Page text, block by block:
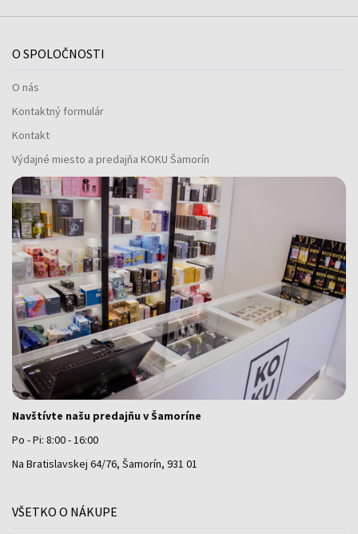
O SPOLOČNOSTI
O nás
Kontaktný formulár
Kontakt
Výdajné miesto a predajňa KOKU Šamorín
Navštívte našu predajňu v Šamoríne
Po - Pi: 8:00 - 16:00
Na Bratislavskej 64/76, Šamorín, 931 01
VŠETKO O NÁKUPE